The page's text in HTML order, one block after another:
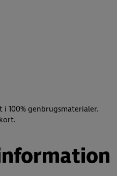
100% genbrugsmaterialer.